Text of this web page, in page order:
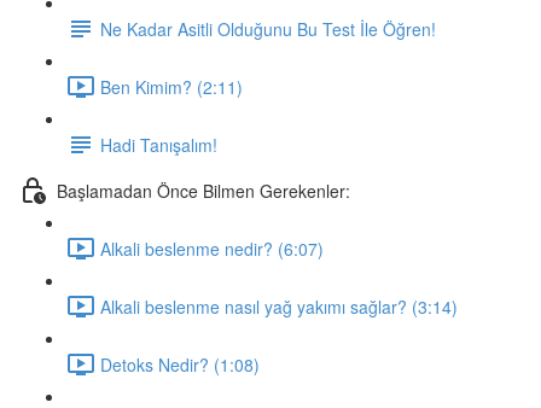
Ne Kadar Asitli Olduğunu Bu Test İle Öğren!
Ben Kimim? (2:11)
Hadi Tanışalım!
Başlamadan Önce Bilmen Gerekenler:
Alkali beslenme nedir? (6:07)
Alkali beslenme nasıl yağ yakımı sağlar? (3:14)
Detoks Nedir? (1:08)